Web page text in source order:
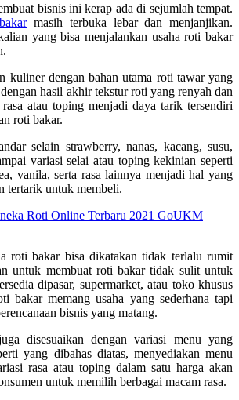
bisnis ini kerap ada di sejumlah tempat.
masih terbuka lebar dan menjanjikan.
yang bisa menjalankan usaha roti bakar
kuliner dengan bahan utama roti tawar yang
hasil akhir tekstur roti yang renyah dan
atau toping menjadi daya tarik tersendiri
roti bakar.
selain strawberry, nanas, kacang, susu,
variasi selai atau toping kekinian seperti
vanila, serta rasa lainnya menjadi hal yang
tertarik untuk membeli.
Roti Online Terbaru 2021 GoUKM
roti bakar bisa dikatakan tidak terlalu rumit
untuk membuat roti bakar tidak sulit untuk
dipasar, supermarket, atau toko khusus
bakar memang usaha yang sederhana tapi
bisnis yang matang.
disesuaikan dengan variasi menu yang
yang dibahas diatas, menyediakan menu
rasa atau toping dalam satu harga akan
untuk memilih berbagai macam rasa.